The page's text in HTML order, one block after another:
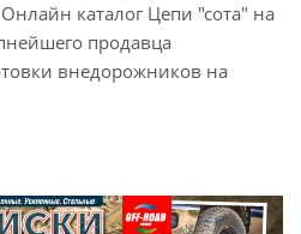
каталог Цепи "сота" на
продавца
внедорожников на